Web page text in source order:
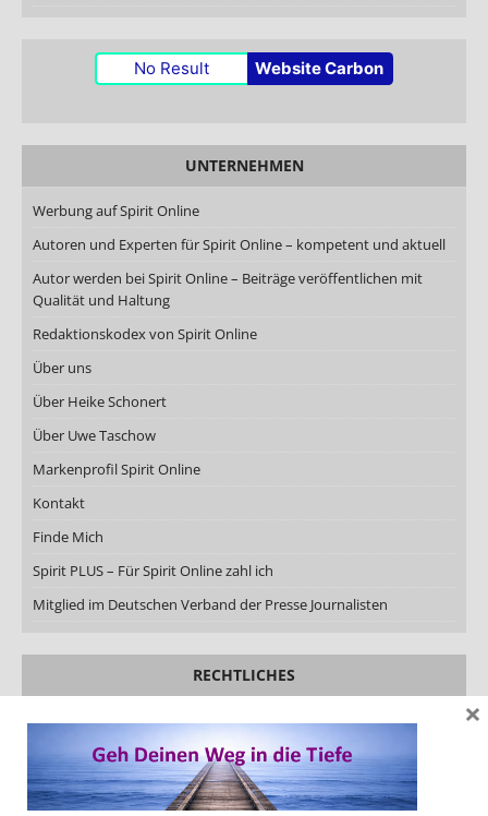
No Result Website Carbon
UNTERNEHMEN
Werbung auf Spirit Online
Autoren und Experten für Spirit Online – kompetent und aktuell
Autor werden bei Spirit Online – Beiträge veröffentlichen mit
Qualität und Haltung
Redaktionskodex von Spirit Online
Über uns
Über Heike Schonert
Über Uwe Taschow
Markenprofil Spirit Online
Kontakt
Finde Mich
Spirit PLUS – Für Spirit Online zahl ich
Mitglied im Deutschen Verband der Presse Journalisten
RECHTLICHES
Rechtliche Hinweise
Datenschutzerklärung
Impressum
×